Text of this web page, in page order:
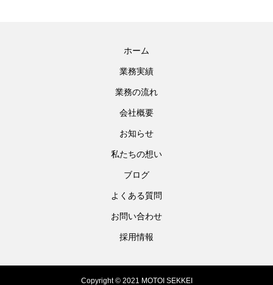
ホーム
業務実績
業務の流れ
会社概要
お知らせ
私たちの想い
ブログ
よくある質問
お問い合わせ
採用情報
Copyright © 2021 MOTOI SEKKEI